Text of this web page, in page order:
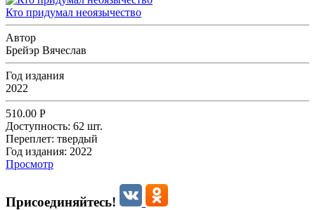
Кто придумал неоязычество
Автор
Брейэр Вячеслав
Год издания
2022
510.00 Р
Доступность: 62 шт.
Переплет: твердый
Год издания: 2022
Просмотр
Присоединяйтесь!